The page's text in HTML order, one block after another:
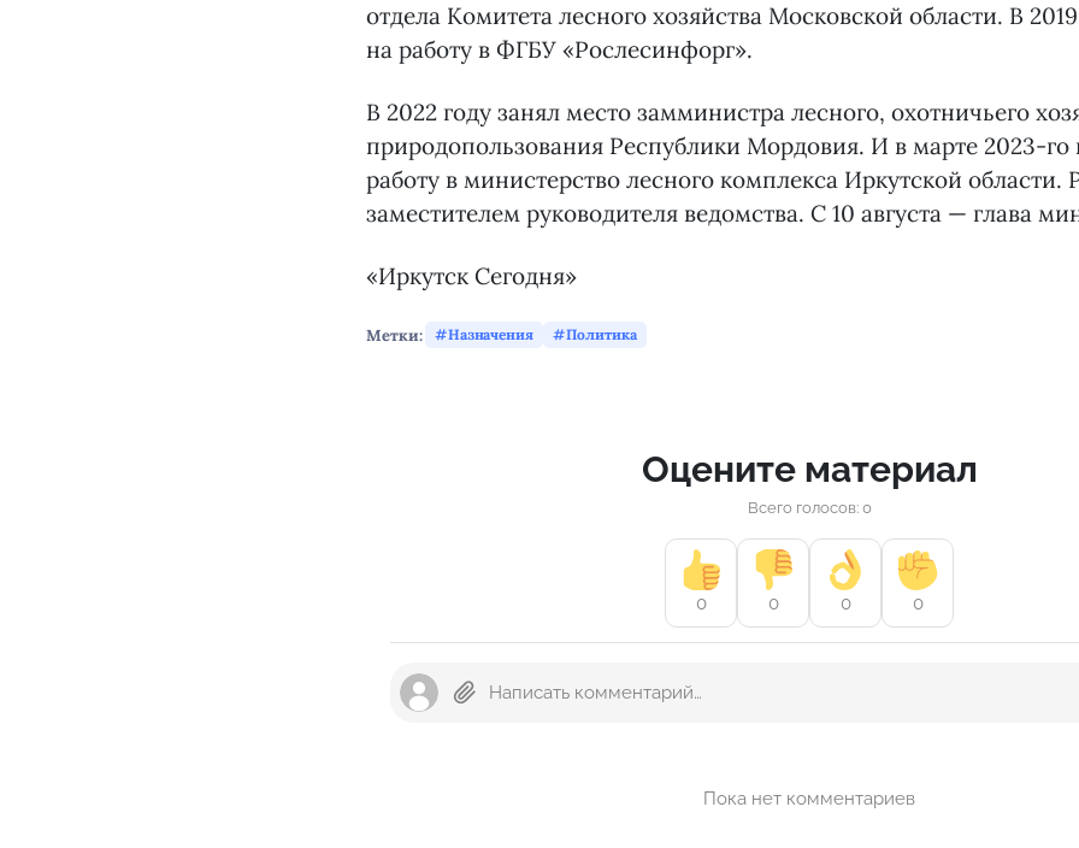
отдела Комитета лесного хозяйства Московской области. В
на работу в ФГБУ «Рослесинфорг».
В 2022 году занял место замминистра лесного, охотничьего
природопользования Республики Мордовия. И в марте 2023-
работу в министерство лесного комплекса Иркутской области.
заместителем руководителя ведомства. С 10 августа — глава
«Иркутск Сегодня»
Метки: Назначения Политика
Оцените материал
Всего голосов: 0
0 0 0 0
Пока нет комментариев